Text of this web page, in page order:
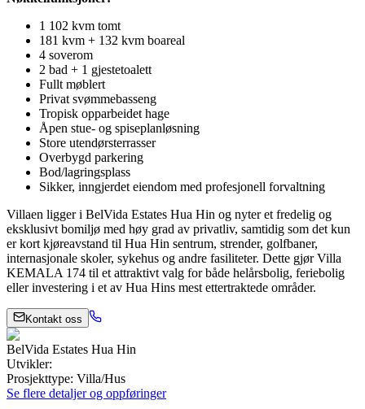
1 102 kvm tomt
181 kvm + 132 kvm boareal
4 soverom
2 bad + 1 gjestetoalett
Fullt møblert
Privat svømmebasseng
Tropisk opparbeidet hage
Åpen stue- og spiseplanløsning
Store utendørsterrasser
Overbygd parkering
Bod/lagringsplass
Sikker, inngjerdet eiendom med profesjonell forvaltning
Villaen ligger i BelVida Estates Hua Hin og nyter et fredelig og
eksklusivt bomiljø med høy grad av privatliv, samtidig som det kun
er kort kjøreavstand til Hua Hin sentrum, strender, golfbaner,
internasjonale skoler, sykehus og andre fasiliteter. Dette gjør Villa
KEMALA 174 til et attraktivt valg for både helårsbolig, feriebolig
eller investering i et av Hua Hins mest ettertraktede områder.
Kontakt oss
BelVida Estates Hua Hin
Utvikler:
Prosjekttype: Villa/Hus
Se flere detaljer og oppføringer